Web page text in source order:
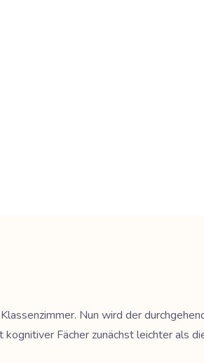
Nun wird der
Fächer zunächst leichter als